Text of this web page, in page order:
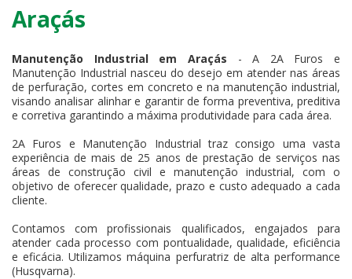
Araçás
Manutenção Industrial em Araçás - A 2A Furos e
Manutenção Industrial nasceu do desejo em atender nas áreas
de perfuração, cortes em concreto e na manutenção industrial,
visando analisar alinhar e garantir de forma preventiva, preditiva
e corretiva garantindo a máxima produtividade para cada área.
2A Furos e Manutenção Industrial traz consigo uma vasta
experiência de mais de 25 anos de prestação de serviços nas
áreas de construção civil e manutenção industrial, com o
objetivo de oferecer qualidade, prazo e custo adequado a cada
cliente.
Contamos com profissionais qualificados, engajados para
atender cada processo com pontualidade, qualidade, eficiência
e eficácia. Utilizamos máquina perfuratriz de alta performance
(Husqvarna).